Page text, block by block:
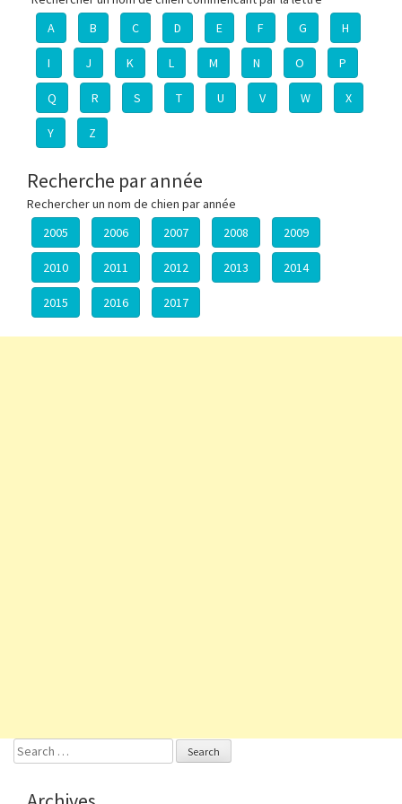
A
B C D E F G H
I J K L M N O P
Q R S T U V W X
Y Z
Recherche par année
Rechercher un nom de chien par année
2005
2006 2007 2008 2009
2010 2011 2012 2013 2014
2015 2016 2017
Search